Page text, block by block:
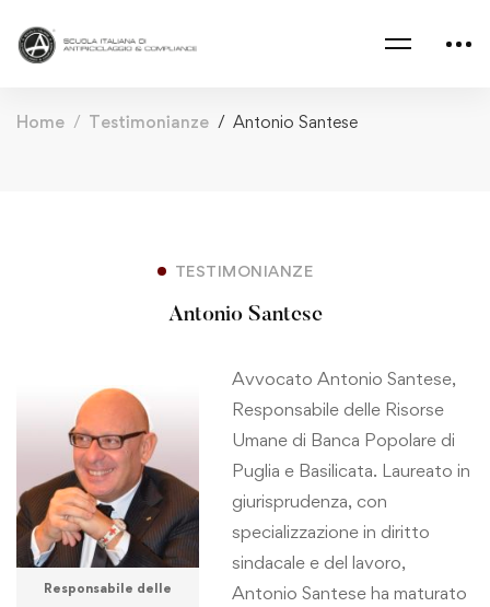
Home Testimonianze Antonio Santese
TESTIMONIANZE
Antonio Santese
Responsabile delle
Avvocato Antonio Santese,
Responsabile delle Risorse
Umane di Banca Popolare di
Puglia e Basilicata. Laureato in
giurisprudenza, con
specializzazione in diritto
sindacale e del lavoro,
Antonio Santese ha maturato